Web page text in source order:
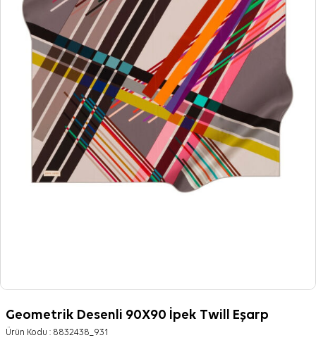
Geometrik Desenli 90X90 İpek Twill Eşarp
Ürün Kodu : 8832438_931